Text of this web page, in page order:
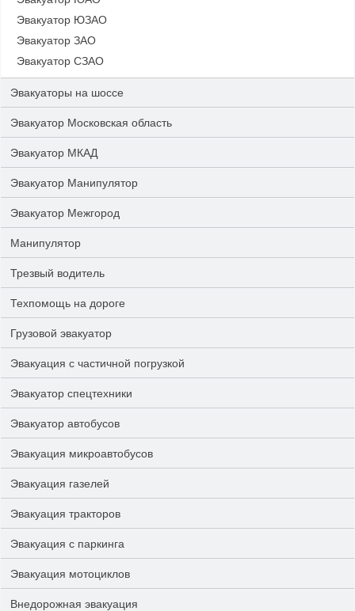
Эвакуатор ЮЗАО
Эвакуатор ЗАО
Эвакуатор СЗАО
Эвакуаторы на шоссе
Эвакуатор Московская область
Эвакуатор МКАД
Эвакуатор Манипулятор
Эвакуатор Межгород
Манипулятор
Трезвый водитель
Техпомощь на дороге
Грузовой эвакуатор
Эвакуация с частичной погрузкой
Эвакуатор спецтехники
Эвакуатор автобусов
Эвакуация микроавтобусов
Эвакуация газелей
Эвакуация тракторов
Эвакуация с паркинга
Эвакуация мотоциклов
Внедорожная эвакуация